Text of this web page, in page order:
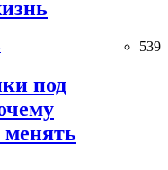
539
под
менять